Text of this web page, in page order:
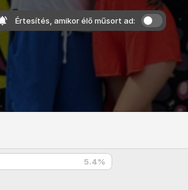
Értesítés, amikor élő műsort ad:
5.4%